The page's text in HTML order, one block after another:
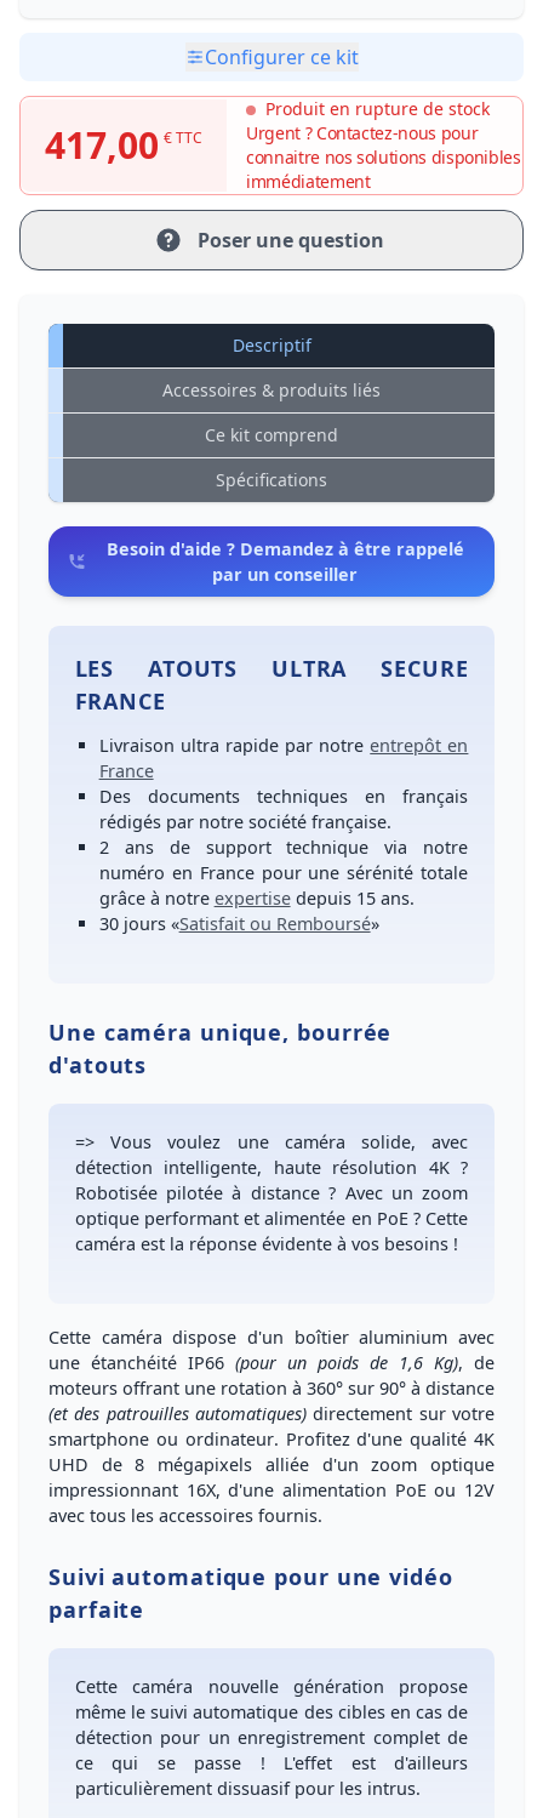
Configurer ce kit
417,00 € TTC
Produit en rupture de stock
Urgent ? Contactez-nous pour
connaitre nos solutions disponibles
immédiatement
Poser une question
Descriptif
Accessoires & produits liés
Ce kit comprend
Spécifications
Besoin d'aide ? Demandez à être rappelé
par un conseiller
LES ATOUTS ULTRA SECURE
FRANCE
Livraison ultra rapidepar notreentrepôt en
France
Des documents techniques en français
rédigés par notre société française.
2 ans de support technique via notre
numéro en Francepour unesérénité totale
grâce à notre expertisedepuis 15 ans.
30 jours «Satisfait ou Remboursé»
Une caméra unique, bourrée
d'atouts
=> Vous voulez une caméra solide, avec
détection intelligente, haute résolution 4K?
Robotisée pilotée à distance? Avec unzoom
optique performant et alimentée en PoE? Cette
caméra est la réponse évidente à vos besoins !
Cette caméra dispose d'un boîtier aluminium avec
une étanchéité IP66 (pour un poids de 1,6 Kg), de
moteurs offrant une rotation à 360° sur 90° à distance
(et des patrouilles automatiques) directement sur votre
smartphone ou ordinateur. Profitez d'une qualité4K
UHD de 8 mégapixels alliée d'unzoom optique
impressionnant 16X, d'unealimentation PoE ou 12V
avec tous les accessoires fournis.
Suivi automatique pour une vidéo
parfaite
Cette caméra nouvelle génération propose
même lesuivi automatique des cibles en cas de
détection pour unenregistrement completde
ce qui se passe ! L'effet est d'ailleurs
particulièrement dissuasifpour les intrus.